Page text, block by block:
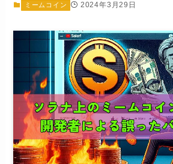
ミームコイン 2024年3月29日